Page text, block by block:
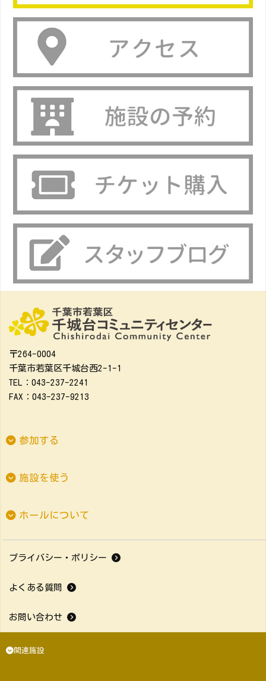
〒264-0004
千葉市若葉区千城台西2-1-1
TEL：043-237-2241
FAX：043-237-9213
参加する
施設を使う
ホールについて
プライバシー・ポリシー
よくある質問
お問い合わせ
関連施設